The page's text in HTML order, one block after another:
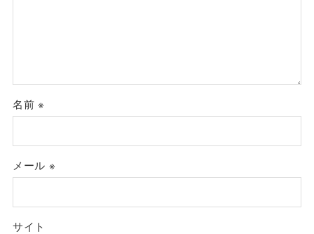
名前※
メール ※
サイト